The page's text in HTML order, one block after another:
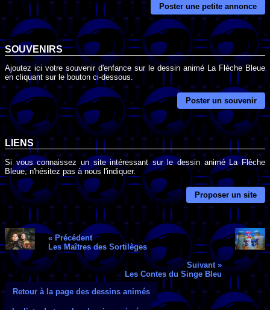
Poster une petite annonce
SOUVENIRS
Ajoutez ici votre souvenir d'enfance sur le dessin animé La Flèche Bleue
en cliquant sur le bouton ci-dessous.
Poster un souvenir
LIENS
Si vous connaissez un site intéressant sur le dessin animé La Flèche
Bleue, n'hésitez pas à nous l'indiquer.
Proposer un site
« Précédent
Les Maîtres des Sortilèges
Suivant »
Les Contes du Singe Bleu
Retour à la page des dessins animés